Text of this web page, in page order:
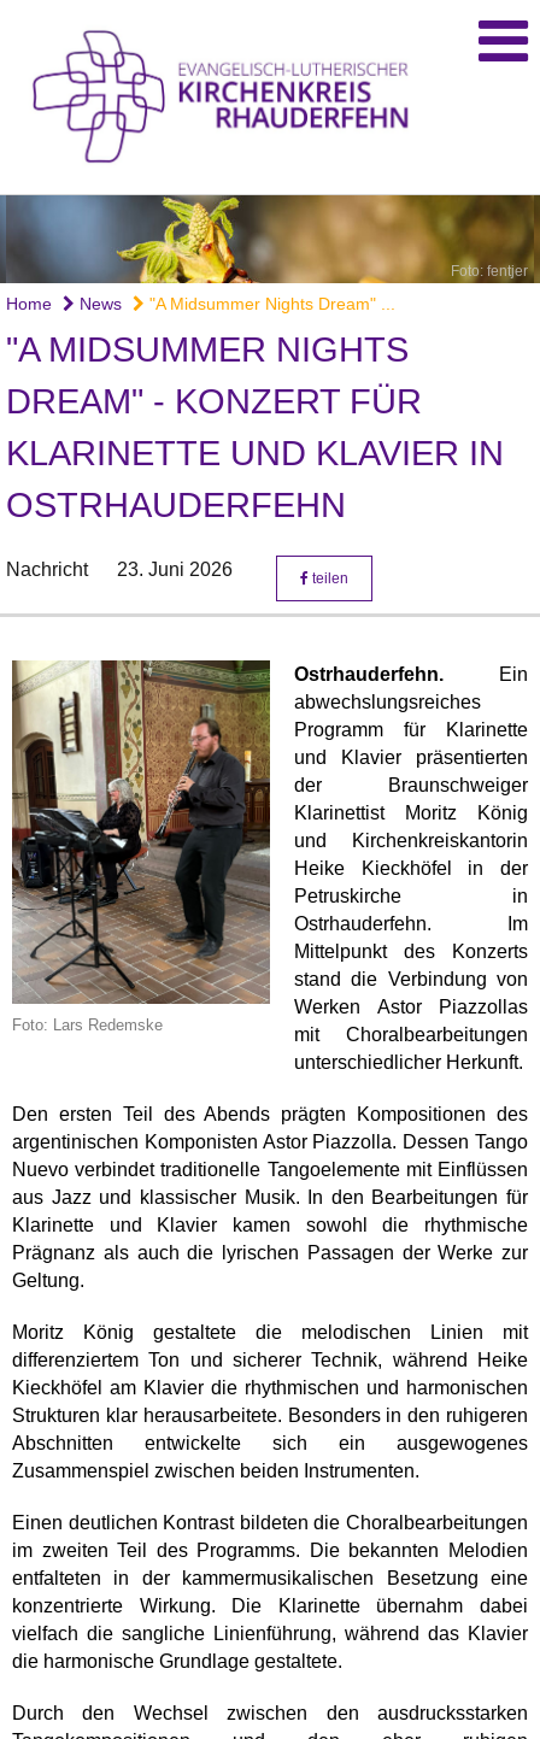
Foto: fentjer
Home News "A Midsummer Nights Dream" ...
"A MIDSUMMER NIGHTS
DREAM" - KONZERT FÜR
KLARINETTE UND KLAVIER IN
OSTRHAUDERFEHN
Nachricht 23. Juni 2026 teilen
Foto: Lars Redemske
Ostrhauderfehn. Ein
abwechslungsreiches
Programm für Klarinette
und Klavier präsentierten
der Braunschweiger
Klarinettist Moritz König
und Kirchenkreiskantorin
Heike Kieckhöfel in der
Petruskirche in
Ostrhauderfehn. Im
Mittelpunkt des Konzerts
stand die Verbindung von
Werken Astor Piazzollas
mit Choralbearbeitungen
unterschiedlicher Herkunft.
Den ersten Teil des Abends prägten Kompositionen des
argentinischen Komponisten Astor Piazzolla. Dessen Tango
Nuevo verbindet traditionelle Tangoelemente mit Einflüssen
aus Jazz und klassischer Musik. In den Bearbeitungen für
Klarinette und Klavier kamen sowohl die rhythmische
Prägnanz als auch die lyrischen Passagen der Werke zur
Geltung.
Moritz König gestaltete die melodischen Linien mit
differenziertem Ton und sicherer Technik, während Heike
Kieckhöfel am Klavier die rhythmischen und harmonischen
Strukturen klar herausarbeitete. Besonders in den ruhigeren
Abschnitten entwickelte sich ein ausgewogenes
Zusammenspiel zwischen beiden Instrumenten.
Einen deutlichen Kontrast bildeten die Choralbearbeitungen
im zweiten Teil des Programms. Die bekannten Melodien
entfalteten in der kammermusikalischen Besetzung eine
konzentrierte Wirkung. Die Klarinette übernahm dabei
vielfach die sangliche Linienführung, während das Klavier
die harmonische Grundlage gestaltete.
Durch den Wechsel zwischen den ausdrucksstarken